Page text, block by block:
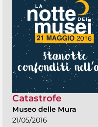
Catastrofe
Museo delle Mura
21/05/2016